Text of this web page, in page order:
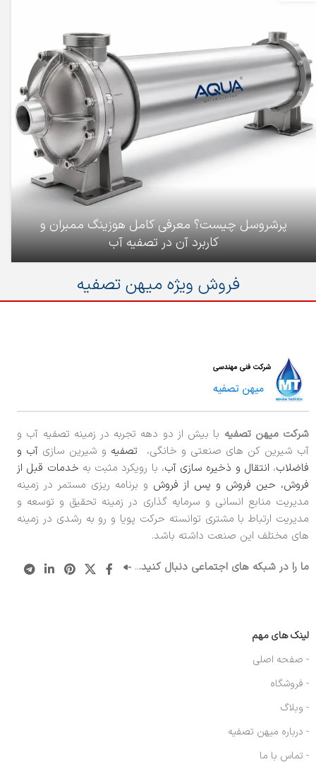
پرشروسل چیست؟ معرفی کامل هوزینگ ممبران و
کاربرد آن در تصفیه آب
فروش ویژه میهن تصفیه
شرکت میهن تصفیه با بیش از دو دهه تجربه در زمینه تصفیه آب و
آب شیرین کن های صنعتی و خانگی،
تصفیه و شیرین سازی آب و
فاضلاب، انتقال و ذخیره سازی آب، با رویکرد مثبت به خدمات قبل از
فروش، حین فروش و پس از فروش و برنامه ریزی مستمر در زمینه
مدیریت منابع انسانی و سرمایه گذاری در زمینه تحقیق و توسعه و
مدیریت ارتباط با مشتری توانسته حرکت پویا و رو به رشدی در زمینه
های مختلف این صنعت داشته باشد.
ما را در شبکه های اجتماعی دنبال کنید...
لینک های مهم
- صفحه اصلی
- فروشگاه
- وبلاگ
- درباره میهن تصفیه
- تماس با ما